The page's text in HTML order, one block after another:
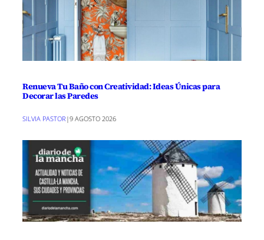
Renueva Tu Baño con Creatividad: Ideas Únicas para
Decorar las Paredes
SILVIA PASTOR |9 AGOSTO 2026